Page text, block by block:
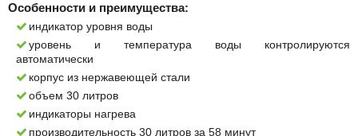
Особенности и преимущества:
индикатор уровня воды
уровень и температура воды контролируются
автоматически
корпус из нержавеющей стали
объем 30 литров
индикаторы нагрева
производительность 30 литров за 58 минут